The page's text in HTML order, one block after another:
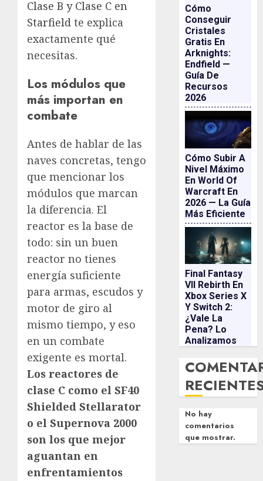
Clase B y Clase C en
Starfield te explica
exactamente qué
necesitas.
Los módulos que
más importan en
combate
Antes de hablar de las
naves concretas, tengo
que mencionar los
módulos que marcan
la diferencia. El
reactor es la base de
todo: sin un buen
reactor no tienes
energía suficiente
para armas, escudos y
motor de giro al
mismo tiempo, y eso
en un combate
exigente es mortal.
Los reactores de
clase C como el SF40
Shielded Stellarator
o el Supernova 2000
son los que mejor
aguantan en
enfrentamientos
Cómo
Conseguir
Cristales
Gratis En
Arknights:
Endfield —
Guía De
Recursos
2026
Cómo Subir A
Nivel Máximo
En World Of
Warcraft En
2026 — La Guía
Más Eficiente
Final Fantasy
VII Rebirth En
Xbox Series X
Y Switch 2:
¿vale La
Pena? Lo
Analizamos
No hay
comentarios
que mostrar.